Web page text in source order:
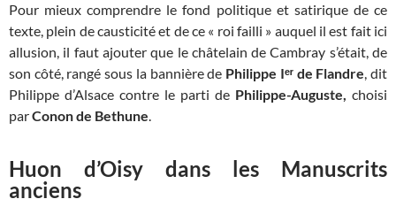
Pour mieux comprendre le fond politique et satirique de ce
texte, plein de causticité et de ce « roi failli » auquel il est fait ici
allusion, il faut ajouter que le châtelain de Cambray s’était, de
son côté, rangé sous la bannière de Philippe Iᵉʳ de Flandre, dit
Philippe d’Alsace contre le parti de Philippe-Auguste, choisi
parConon de Bethune.
Huon d’Oisy dans les Manuscrits
anciens